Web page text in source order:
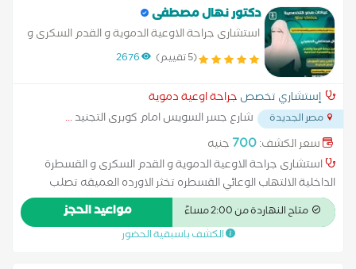
قسطرة جلطات الاوردة والشرايين قصور الشرايين الطرفية الطارئة
والمزمنة مرض القدم السكرية مرض رينو
دكتور نهال مصطفى
استشارى جراحة الاوعية الدموية و القدم السكرى و
القسطرة الداخلية
(5 تقييم) 2676
إستشاري تخصص جراحة اوعية دموية
مصر الجديدة شارع جسر السويس امام كوبرى التجنيد...
سعر الكشف:700 جنيه
استشارى جراحة الاوعية الدموية و القدم السكرى و القسطرة
الداخلية الالتهاب الوعائي القسطره تخثر الاورده العميقه تصلب
الشرايين جلطات الاورده السطحيه والعميقه دوالي في الوريد علاج
اثار ما بعد الجلطات الوريديه العميقه علاج القدم السكري و مرضي
متاح النهاردة من 2:00 مساءً مواعيد الحجز
الكشف باسبقية الحضور